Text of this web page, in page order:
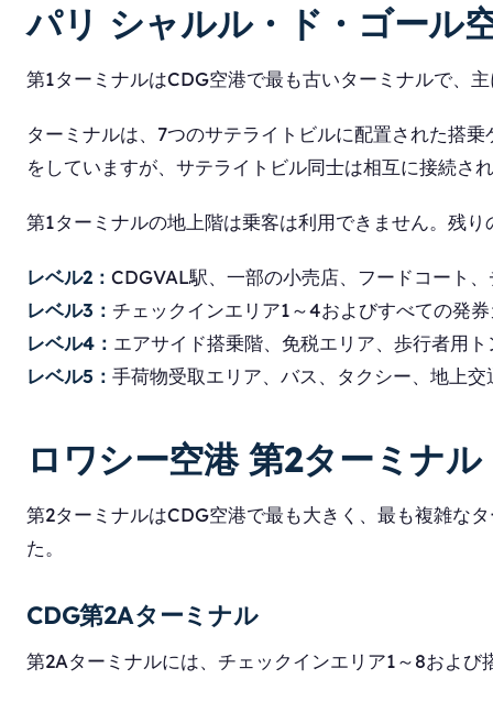
パリ シャルル・ド・ゴール
第1ターミナルはCDG空港で最も古いターミナルで、
ターミナルは、7つのサテライトビルに配置された搭
をしていますが、サテライトビル同士は相互に接続さ
第1ターミナルの地上階は乗客は利用できません。残
レベル2： CDGVAL駅、一部の小売店、フードコート
レベル3： チェックインエリア1～4およびすべての発
レベル4： エアサイド搭乗階、免税エリア、歩行者用
レベル5： 手荷物受取エリア、バス、タクシー、地上
ロワシー空港 第2ターミナル
第2ターミナルはCDG空港で最も大きく、最も複雑な
た。
CDG第2Aターミナル
第2Aターミナルには、チェックインエリア1～8およ